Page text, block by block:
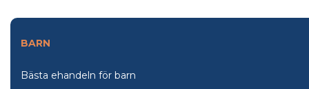
BARN
Bästa ehandeln för barn